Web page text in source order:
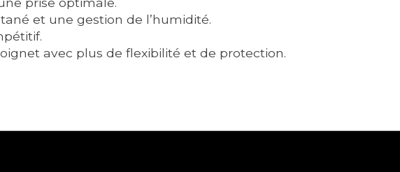
et une gestion de l’humidité.
avec plus de flexibilité et de protection.